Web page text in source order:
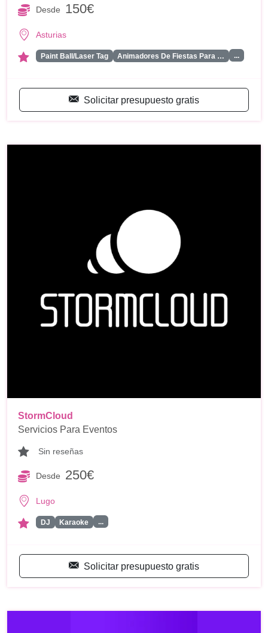
Desde 150€
Asturias
Paint Ball/Laser Tag Animadores De Fiestas Para … ...
Solicitar presupuesto gratis
StormCloud
Servicios Para Eventos
Sin reseñas
Desde 250€
Lugo
DJ Karaoke ...
Solicitar presupuesto gratis